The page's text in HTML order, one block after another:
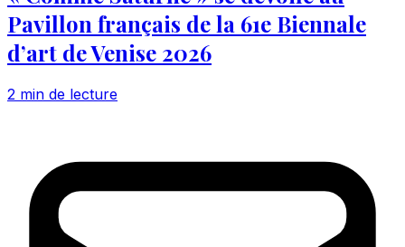
Pavillon français de la 61e Biennale
d’art de Venise 2026
2 min de lecture